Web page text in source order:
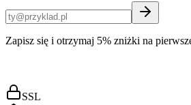
Zapisz się i otrzymaj 5% zniżki na
SSL